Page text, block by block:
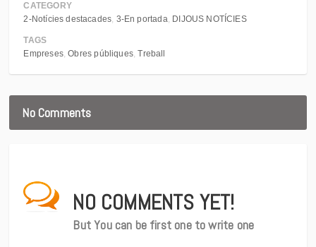
CATEGORY
2-Notícies destacades 3-En portada DIJOUS NOTÍCIES
TAGS
Empreses Obres públiques Treball
No Comments
NO COMMENTS YET!
But You can be first one to write one